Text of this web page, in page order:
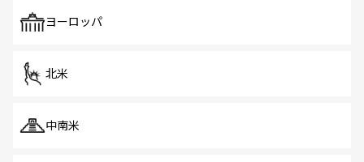
で、ホーカーズは地元の風情を楽しめる外せないスポット
ヨーロッパ
北米
中南米